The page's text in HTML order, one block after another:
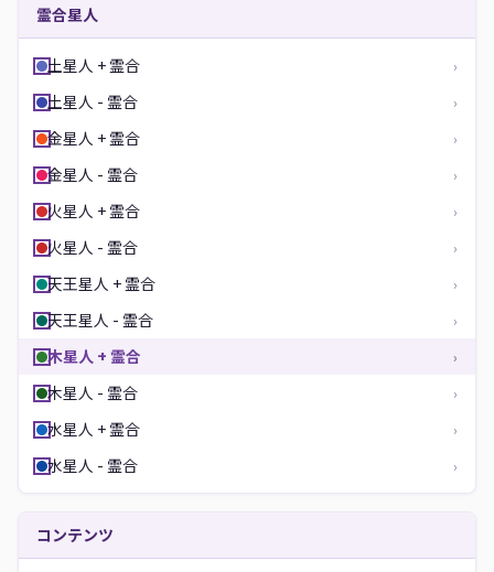
霊合星人
土星人 + 霊合 ›
土星人 - 霊合 ›
金星人 + 霊合 ›
金星人 - 霊合 ›
火星人 + 霊合 ›
火星人 - 霊合 ›
天王星人 + 霊合 ›
天王星人 - 霊合 ›
木星人 + 霊合 ›
木星人 - 霊合 ›
水星人 + 霊合 ›
水星人 - 霊合 ›
コンテンツ